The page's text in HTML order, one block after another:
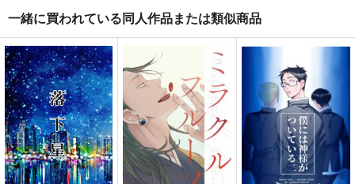
一緒に買われている同人作品または類似商品